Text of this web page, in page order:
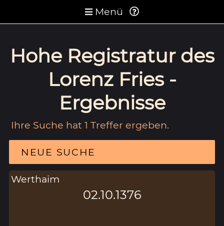
Menü
Hohe Registratur des
Lorenz Fries -
Ergebnisse
Ihre Suche hat 1 Treffer ergeben.
NEUE SUCHE
Werthaim
02.10.1376